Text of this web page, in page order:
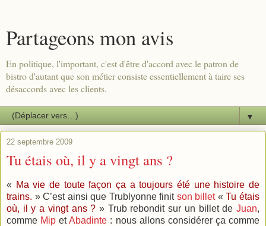
Partageons mon avis
En politique, l'important, c'est d'être d'accord avec le patron de
bistro d'autant que son métier consiste essentiellement à taire ses
désaccords avec les clients.
▼
22 septembre 2009
Tu étais où, il y a vingt ans ?
« Ma vie de toute façon ça a toujours été une histoire de
trains. » C’est ainsi que Trublyonne finit son billet«Tu étais
où, il y a vingt ans ? » Trub rebondit sur un billet deJuan,
comme Mip etAbadinte : nous allons considérer ça comme